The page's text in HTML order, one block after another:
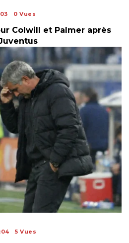
0 Vues
Colwill et Palmer après
5 Vues